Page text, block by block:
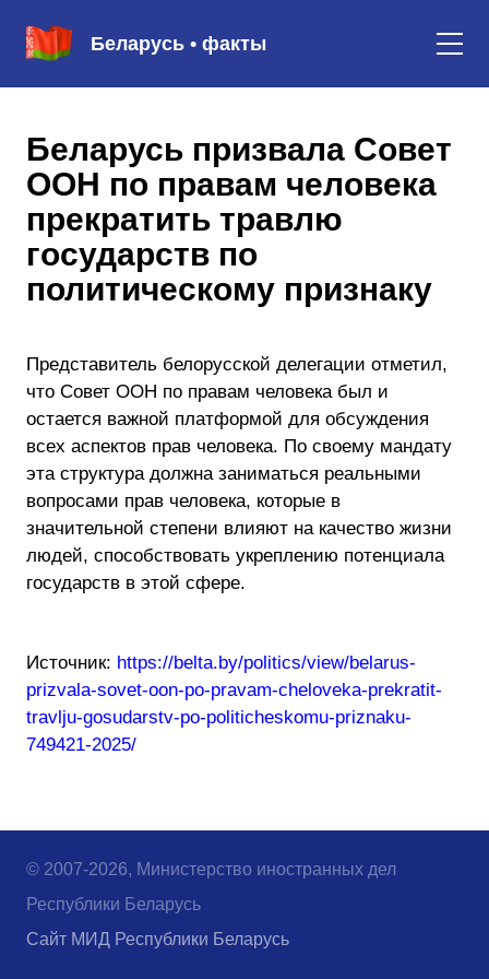
Беларусь • факты
Беларусь призвала Совет
ООН по правам человека
прекратить травлю
государств по
политическому признаку
Представитель белорусской делегации отметил,
что Совет ООН по правам человека был и
остается важной платформой для обсуждения
всех аспектов прав человека. По своему мандату
эта структура должна заниматься реальными
вопросами прав человека, которые в
значительной степени влияют на качество жизни
людей, способствовать укреплению потенциала
государств в этой сфере.
Источник: https://belta.by/politics/view/belarus-
prizvala-sovet-oon-po-pravam-cheloveka-prekratit-
travlju-gosudarstv-po-politicheskomu-priznaku-
749421-2025/
© 2007-2026, Министерство иностранных дел
Республики Беларусь
Сайт МИД Республики Беларусь